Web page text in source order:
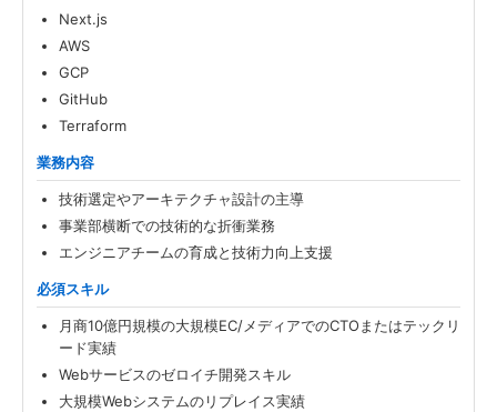
Next.js
AWS
GCP
GitHub
Terraform
業務内容
技術選定やアーキテクチャ設計の主導
事業部横断での技術的な折衝業務
エンジニアチームの育成と技術力向上支援
必須スキル
月商10億円規模の大規模EC/メディアでのCTOまたはテックリ
ード実績
Webサービスのゼロイチ開発スキル
大規模Webシステムのリプレイス実績